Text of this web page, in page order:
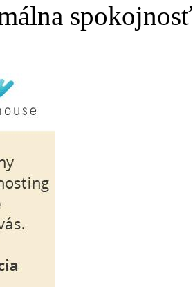
spokojnosť